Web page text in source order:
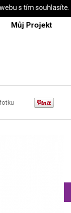
Můj Projekt
s tím souhlasíte.